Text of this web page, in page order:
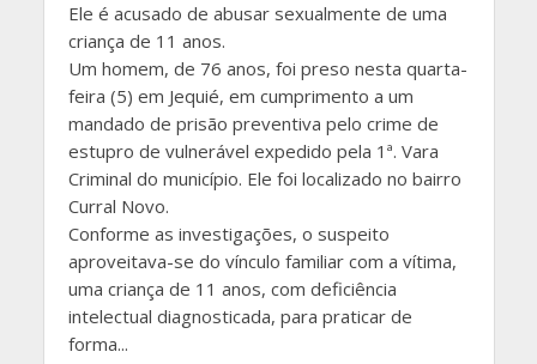
Ele é acusado de abusar sexualmente de uma
criança de 11 anos.
Um homem, de 76 anos, foi preso nesta quarta-
feira (5) em Jequié, em cumprimento a um
mandado de prisão preventiva pelo crime de
estupro de vulnerável expedido pela 1ª. Vara
Criminal do município. Ele foi localizado no bairro
Curral Novo.
Conforme as investigações, o suspeito
aproveitava-se do vínculo familiar com a vítima,
uma criança de 11 anos, com deficiência
intelectual diagnosticada, para praticar de
forma...